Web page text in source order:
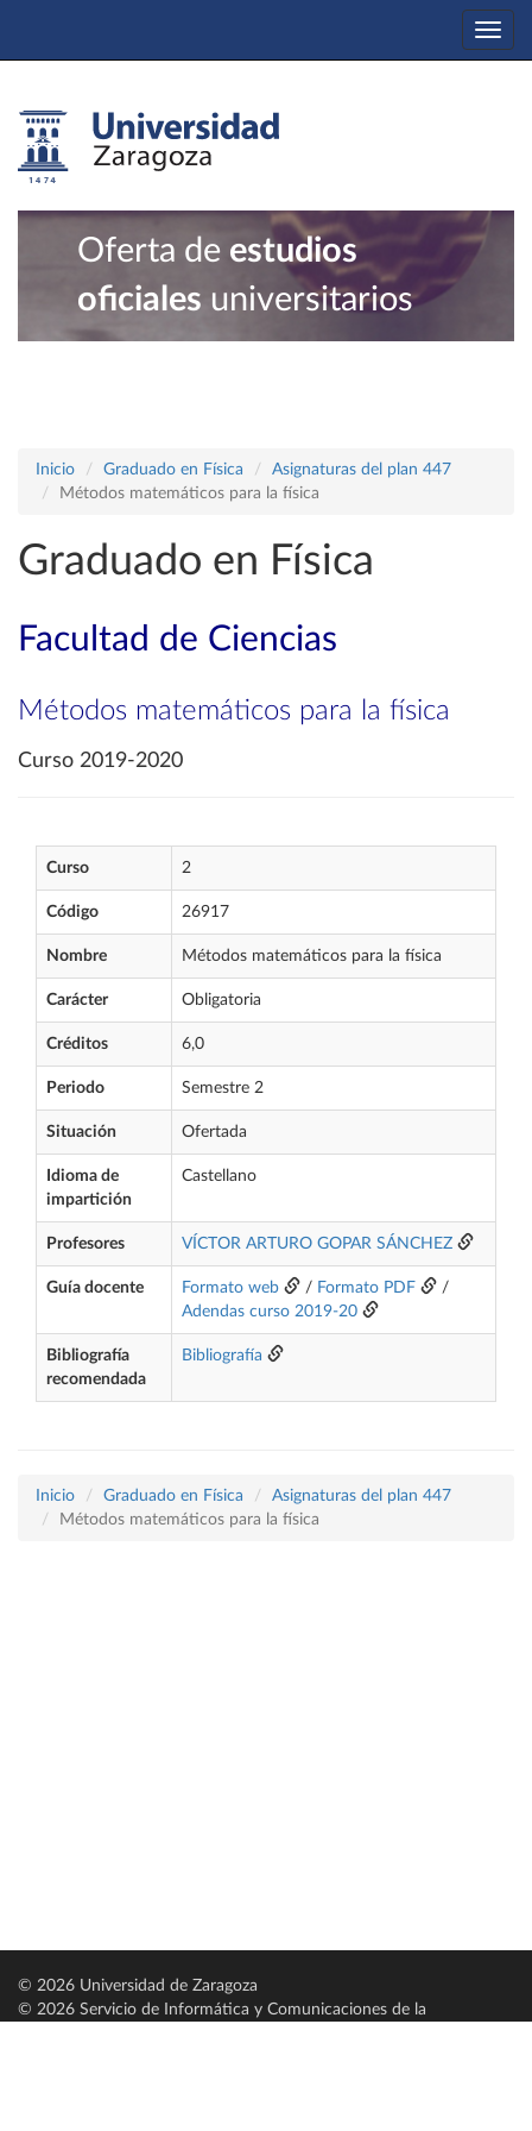
Oferta de estudios
oficiales universitarios
Inicio Graduado en Física
Asignaturas del plan 447
Métodos matemáticos para la física
Graduado en Física
Facultad de Ciencias
Métodos matemáticos para la física
Curso 2019-2020
Curso 2
Código 26917
Nombre Métodos matemáticos para la física
Carácter Obligatoria
Créditos 6,0
Periodo Semestre 2
Situación Ofertada
Idioma de
impartición
Castellano
Profesores VÍCTOR ARTURO GOPAR SÁNCHEZ
Guía docente Formato web / Formato PDF
/
Adendas curso 2019-20
Bibliografía
recomendada
Bibliografía
Inicio Graduado en Física
Asignaturas del plan 447
Métodos matemáticos para la física
© 2026 Universidad de Zaragoza
© 2026 Servicio de Informática y Comunicaciones de la